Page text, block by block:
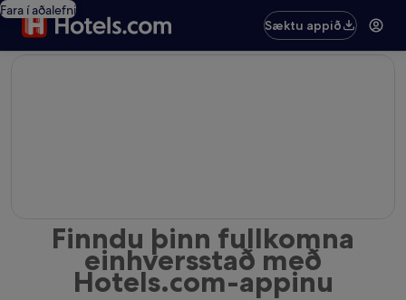
Fara í aðalefni
Sæktu appið
Finndu þinn fullkomna
einhversstað með
Hotels.com-appinu